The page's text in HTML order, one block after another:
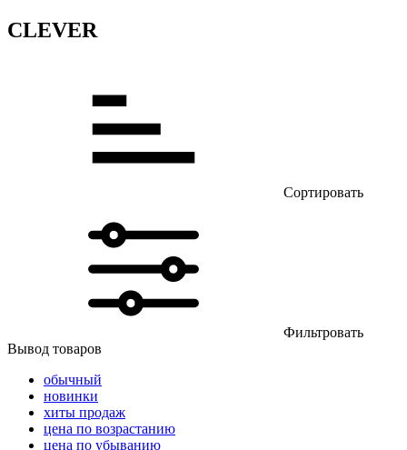
CLEVER
Сортировать
Фильтровать
Вывод товаров
обычный
новинки
хиты продаж
цена по возрастанию
цена по убыванию